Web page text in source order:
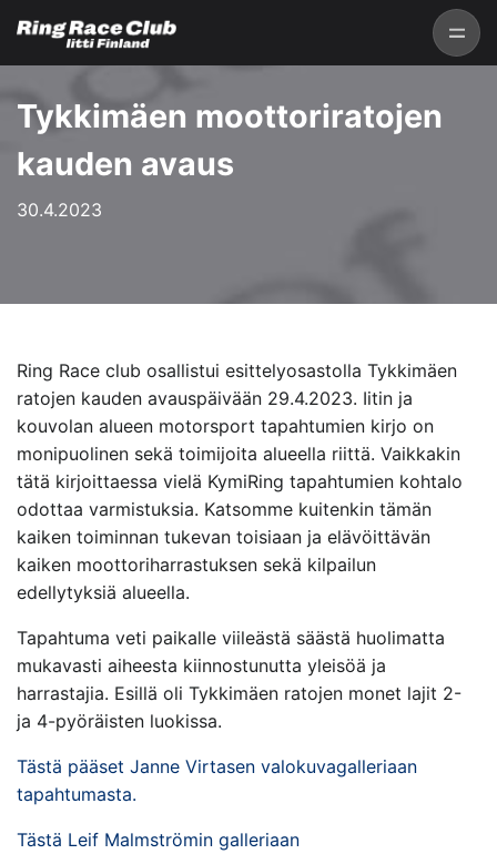
Tykkimäen moottoriratojen
kauden avaus
30.4.2023
Ring Race club osallistui esittelyosastolla Tykkimäen
ratojen kauden avauspäivään 29.4.2023. Iitin ja
kouvolan alueen motorsport tapahtumien kirjo on
monipuolinen sekä toimijoita alueella riittä. Vaikkakin
tätä kirjoittaessa vielä KymiRing tapahtumien kohtalo
odottaa varmistuksia. Katsomme kuitenkin tämän
kaiken toiminnan tukevan toisiaan ja elävöittävän
kaiken moottoriharrastuksen sekä kilpailun
edellytyksiä alueella.
Tapahtuma veti paikalle viileästä säästä huolimatta
mukavasti aiheesta kiinnostunutta yleisöä ja
harrastajia. Esillä oli Tykkimäen ratojen monet lajit 2-
ja 4-pyöräisten luokissa.
Tästä pääset Janne Virtasen valokuvagalleriaan
tapahtumasta.
Tästä Leif Malmströmin galleriaan